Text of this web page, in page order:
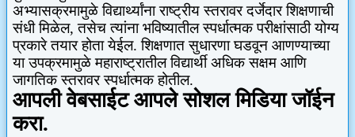
अभ्यासक्रमामुळे विद्यार्थ्यांना राष्ट्रीय स्तरावर दर्जेदार शिक्षणाची
संधी मिळेल,तसेच त्यांना भविष्यातील स्पर्धात्मक परीक्षांसाठी योग्य
प्रकारे तयार होता येईल. शिक्षणात सुधारणा घडवून आणण्याच्या
या उपक्रमामुळे महाराष्ट्रातील विद्यार्थी अधिक सक्षम आणि
जागतिक स्तरावर स्पर्धात्मक होतील.
आपली वेबसाईट आपले सोशल मिडिया जॉईन
करा.